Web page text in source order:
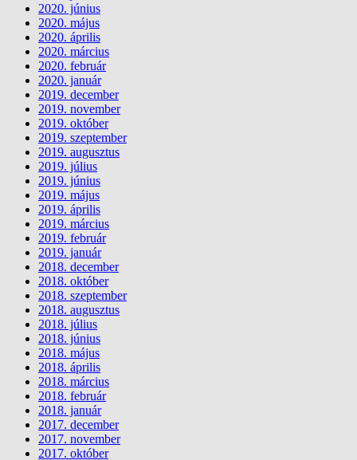
2020. június
2020. május
2020. április
2020. március
2020. február
2020. január
2019. december
2019. november
2019. október
2019. szeptember
2019. augusztus
2019. július
2019. június
2019. május
2019. április
2019. március
2019. február
2019. január
2018. december
2018. október
2018. szeptember
2018. augusztus
2018. július
2018. június
2018. május
2018. április
2018. március
2018. február
2018. január
2017. december
2017. november
2017. október